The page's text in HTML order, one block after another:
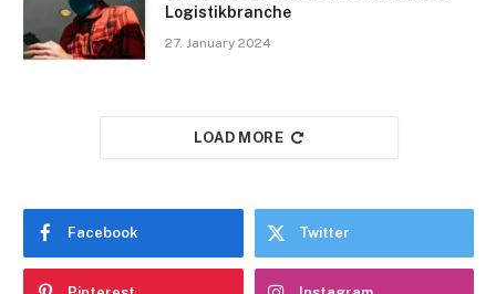
Logistikbranche
27. January 2024
LOAD MORE
Facebook Twitter